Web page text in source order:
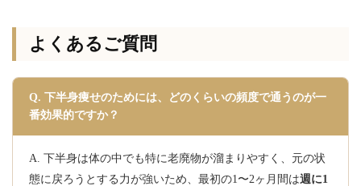
よくあるご質問
Q. 下半身痩せのためには、どのくらいの頻度で通うのが一
番効果的ですか？
A. 下半身は体の中でも特に老廃物が溜まりやすく、元の状
態に戻ろうとする力が強いため、最初の1〜2ヶ月間は週に1